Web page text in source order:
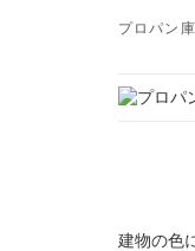
プロパン庫
建物の色